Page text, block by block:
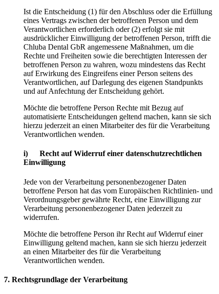
Ist die Entscheidung (1) für den Abschluss oder die Erfüllung
eines Vertrags zwischen der betroffenen Person und dem
Verantwortlichen erforderlich oder (2) erfolgt sie mit
ausdrücklicher Einwilligung der betroffenen Person, trifft die
Chluba Dental GbR angemessene Maßnahmen, um die
Rechte und Freiheiten sowie die berechtigten Interessen der
betroffenen Person zu wahren, wozu mindestens das Recht
auf Erwirkung des Eingreifens einer Person seitens des
Verantwortlichen, auf Darlegung des eigenen Standpunkts
und auf Anfechtung der Entscheidung gehört.
Möchte die betroffene Person Rechte mit Bezug auf
automatisierte Entscheidungen geltend machen, kann sie sich
hierzu jederzeit an einen Mitarbeiter des für die Verarbeitung
Verantwortlichen wenden.
i) Recht auf Widerruf einer datenschutzrechtlichen
Einwilligung
Jede von der Verarbeitung personenbezogener Daten
betroffene Person hat das vom Europäischen Richtlinien- und
Verordnungsgeber gewährte Recht, eine Einwilligung zur
Verarbeitung personenbezogener Daten jederzeit zu
widerrufen.
Möchte die betroffene Person ihr Recht auf Widerruf einer
Einwilligung geltend machen, kann sie sich hierzu jederzeit
an einen Mitarbeiter des für die Verarbeitung
Verantwortlichen wenden.
7. Rechtsgrundlage der Verarbeitung